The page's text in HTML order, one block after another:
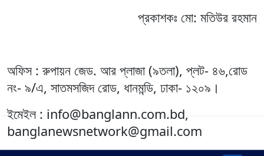
প্রকাশকঃ মো: মতিউর রহমান
অফিস : রুপায়ন জেড. আর প্লাজা (৯তলা), প্লট- ৪৬,রোড
নং- ৯/এ, সাতমসজিদ রোড, ধানমন্ডি, ঢাকা- ১২০৯।
ইমেইল : info@banglann.com.bd,
banglanewsnetwork@gmail.com